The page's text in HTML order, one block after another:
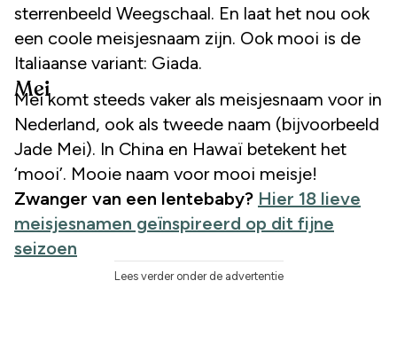
sterrenbeeld Weegschaal. En laat het nou ook
een coole meisjesnaam zijn. Ook mooi is de
Italiaanse variant: Giada.
Mei
Mei komt steeds vaker als meisjesnaam voor in
Nederland, ook als tweede naam (bijvoorbeeld
Jade Mei). In China en Hawaï betekent het
‘mooi’. Mooie naam voor mooi meisje!
Zwanger van een lentebaby? Hier 18 lieve
meisjesnamen geïnspireerd op dit fijne
seizoen
Lees verder onder de advertentie